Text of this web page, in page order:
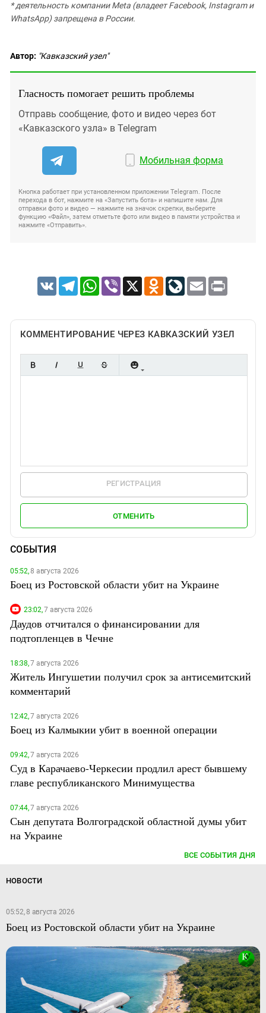
* деятельность компании Meta (владеет Facebook, Instagram и
WhatsApp) запрещена в России.
Автор: "Кавказский узел"
Гласность помогает решить проблемы
Отправь сообщение, фото и видео через бот
«Кавказского узла» в Telegram
Мобильная форма
Кнопка работает при установленном приложении Telegram. После
перехода в бот, нажмите на «Запустить бота» и напишите нам. Для
отправки фото и видео — нажмите на значок скрепки, выберите
функцию «Файл», затем отметьте фото или видео в памяти устройства и
нажмите «Отправить».
VK TelegramWhatsApp
Viber X Odnoklassniki
LiveJournal
Email Print
КОММЕНТИРОВАНИЕ ЧЕРЕЗ КАВКАЗСКИЙ УЗЕЛ
РЕГИСТРАЦИЯ
ОТМЕНИТЬ
СОБЫТИЯ
05:52,8 августа 2026
Боец из Ростовской области убит на Украине
23:02,7 августа 2026
Даудов отчитался о финансировании для
подтопленцев в Чечне
18:38,7 августа 2026
Житель Ингушетии получил срок за антисемитский
комментарий
12:42,7 августа 2026
Боец из Калмыкии убит в военной операции
09:42,7 августа 2026
Суд в Карачаево-Черкесии продлил арест бывшему
главе республиканского Минимущества
07:44,7 августа 2026
Сын депутата Волгоградской областной думы убит
на Украине
ВСЕ СОБЫТИЯ ДНЯ
НОВОСТИ
05:52, 8 августа 2026
Боец из Ростовской области убит на Украине